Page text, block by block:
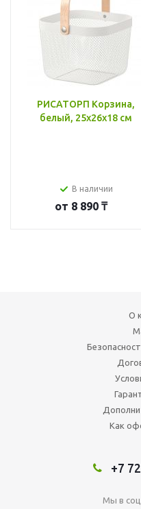
РИСАТОРП Корзина,
белый, 25x26x18 см
В наличии
от 8 890 ₸
О
Как
+7
Мы в